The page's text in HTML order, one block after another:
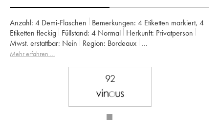
Anzahl: 4 Demi-Flaschen Bemerkungen: 4 Etiketten markiert, 4
Etiketten fleckig Füllstand: 4 Normal Herkunft:
privatperson
Mwst. erstattbar:
nein Region:
Bordeaux
Appellation: Saint-Émilion Grand Cru
Mehr erfahren …
92